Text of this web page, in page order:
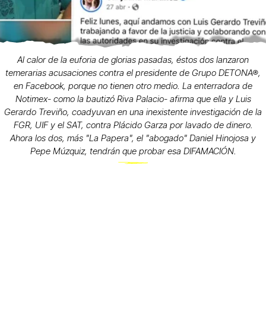
Al calor de la euforia de glorias pasadas, éstos dos lanzaron
temerarias acusaciones contra el presidente de Grupo DETONA®,
en Facebook, porque no tienen otro medio. La enterradora de
Notimex- como la bautizó Riva Palacio- afirma que ella y Luis
Gerardo Treviño, coadyuvan en una inexistente investigación de la
FGR, UIF y el SAT, contra Plácido Garza por lavado de dinero.
Ahora los dos, más "La Papera", el "abogado" Daniel Hinojosa y
Pepe Múzquiz, tendrán que probar esa DIFAMACIÓN.